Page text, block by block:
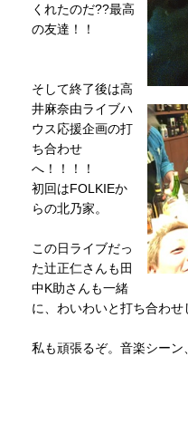
くれたのだ??最高
の友達！！
そして終了後は高
井麻奈由ライブハ
ウス応援企画の打
ち合わせ
へ！！！！
初回はFOLKIEか
らの北乃家。
この日ライブだっ
た辻正仁さんも田
中K助さんも一緒
に、わいわいと打ち合わせ
私も頑張るぞ。音楽シーン